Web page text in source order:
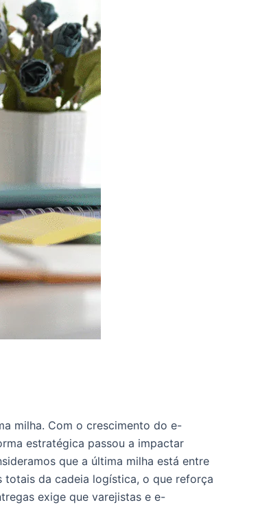
milha. Com o crescimento do e-
estratégica passou a impactar
que a última milha está entre
totais da cadeia logística, o que reforça
exige que varejistas e e-